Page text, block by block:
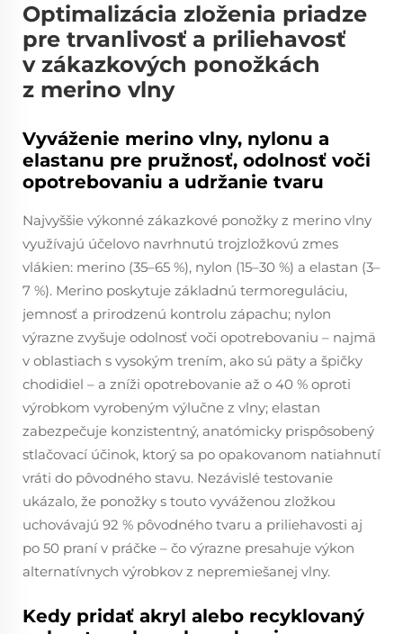
Optimalizácia zloženia priadze
pre trvanlivosť a priliehavosť
v zákazkových ponožkách
z merino vlny
Vyváženie merino vlny, nylonu a
elastanu pre pružnosť, odolnosť voči
opotrebovaniu a udržanie tvaru
Najvyššie výkonné zákazkové ponožky z merino vlny
využívajú účelovo navrhnutú trojzložkovú zmes
vlákien: merino (35–65 %), nylon (15–30 %) a elastan (3–
7 %). Merino poskytuje základnú termoreguláciu,
jemnosť a prirodzenú kontrolu zápachu; nylon
výrazne zvyšuje odolnosť voči opotrebovaniu – najmä
v oblastiach s vysokým trením, ako sú päty a špičky
chodidiel – a zníži opotrebovanie až o 40 % oproti
výrobkom vyrobeným výlučne z vlny; elastan
zabezpečuje konzistentný, anatómicky prispôsobený
stlačovací účinok, ktorý sa po opakovanom natiahnutí
vráti do pôvodného stavu. Nezávislé testovanie
ukázalo, že ponožky s touto vyváženou zložkou
uchovávajú 92 % pôvodného tvaru a priliehavosti aj
po 50 praní v práčke – čo výrazne presahuje výkon
alternatívnych výrobkov z nepremiešanej vlny.
Kedy pridať akryl alebo recyklovaný